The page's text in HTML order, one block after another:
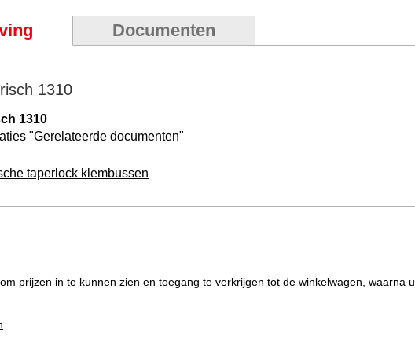
Documenten
1310
1310
"Gerelateerde documenten"
taperlock klembussen
prijzen in te kunnen zien en toegang te verkrijgen tot de winkelwagen, waarna